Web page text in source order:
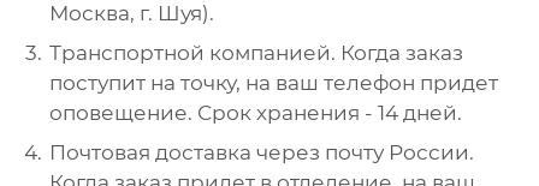
Москва, г. Шуя).
Транспортной компанией. Когда заказ
поступит на точку, на ваш телефон придет
оповещение. Срок хранения - 14 дней.
Почтовая доставка через почту России.